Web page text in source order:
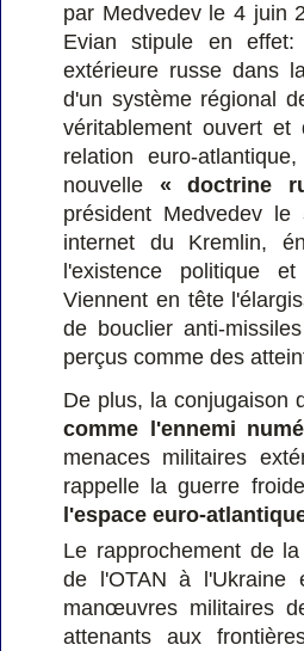
par Medvedev le 4 juin
Evian stipule en
extérieure russe dans
d'un système régional
véritablement ouvert
relation euro-
nouvelle « doctrine
président Medvedev le
internet du Kremlin,
l'existence politique
Viennent en tête
de bouclier anti-
perçus comme des
De plus, la conjugaison
comme l'ennemi
menaces militaires
rappelle la guerre
l'espace euro-
Le rapprochement de
de l'OTAN à
manœuvres militaires
attenants aux